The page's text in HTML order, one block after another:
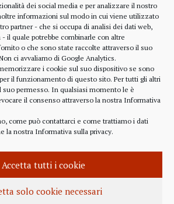
dei social media e per analizzare il nostro
informazioni sul modo in cui viene utilizzato
partner - che si occupa di analisi dei dati web,
il quale potrebbe combinarle con altre
o che sono state raccolte attraverso il suo
ci avvaliamo di Google Analytics.
i cookie sul suo dispositivo se sono
il funzionamento di questo sito. Per tutti gli altri
suo permesso. In qualsiasi momento le è
il consenso attraverso la nostra Informativa
come può contattarci e come trattiamo i dati
la nostra Informativa sulla privacy.
Accetta tutti i cookie
solo cookie necessari